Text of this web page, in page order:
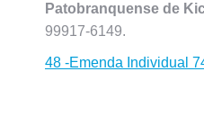
Patobranquense de
99917-6149.
48 -Emenda Individual